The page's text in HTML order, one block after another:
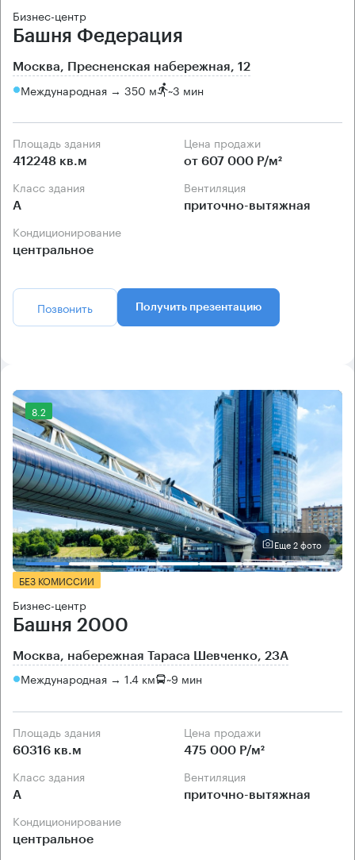
Бизнес-центр
Башня Федерация
Москва, Пресненская набережная, 12
Международная → 350 м ~3 мин
Площадь здания
412248 кв.м
Цена продажи
от 607 000 Р/м²
Класс здания
А
Вентиляция
приточно-вытяжная
Кондиционирование
центральное
Позвонить Получить презентацию
8.2
Еще 2 фото
БЕЗ КОМИССИИ
Бизнес-центр
Башня 2000
Москва, набережная Тараса Шевченко, 23А
Международная → 1.4 км ~9 мин
Площадь здания
60316 кв.м
Цена продажи
475 000 Р/м²
Класс здания
А
Вентиляция
приточно-вытяжная
Кондиционирование
центральное